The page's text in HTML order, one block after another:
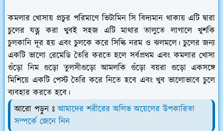
কমলার খোসায় প্রচুর পরিমাণে ভিটামিন সি বিদ্যমান থাকায় এটি দ্বারা
চুলের যত্ন করা খুবই সহজ এটি মাথার তালুতে লাগালে খুশকি
চুলকানি দূর হয় এবং চুলকে করে সিল্কি নরম ও ঝলমলে। চুলের জন্য
একটি ভালো রেমেডি তৈরি করতে হলে সর্বপ্রথম এবং কমলার খোসা
গুঁড়ো নিম গুড়ো তুলসীগুড়ো আমলকি গুঁড়ো বয়রা গুড়ো একসঙ্গে
মিশিয়ে একটি পেস্ট তৈরি করে নিতে হবে এবং খুব ভালোভাবে চুলে
ব্যবহার করতে হবে।
আরো পড়ুন ঃআমাদের শরীরের অলিভ অয়েলের উপকারিতা
সম্পর্কে জেনে নিন